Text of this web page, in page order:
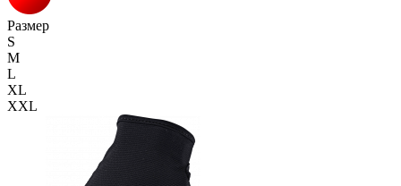
Размер
S
M
L
XL
XXL